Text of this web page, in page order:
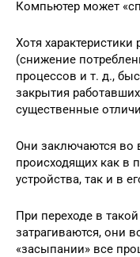
Компьютер может
Хотя
(снижение
процессов и т. д.,
закрытия
существенные
Они заключаются во
происходящих как в
устройства, так и в
При переходе в
затрагиваются, они
«засыпании» все